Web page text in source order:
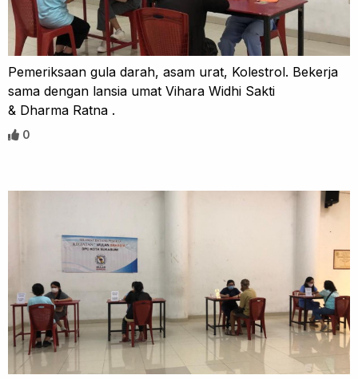
Pemeriksaan gula darah, asam urat, Kolestrol. Bekerja
sama dengan lansia umat Vihara Widhi Sakti
& Dharma Ratna .
0